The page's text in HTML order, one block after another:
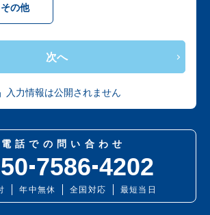
の他
次へ
入力情報は公開されません
話での問い合わせ
7586 4202
年中無休 全国対応 最短当日